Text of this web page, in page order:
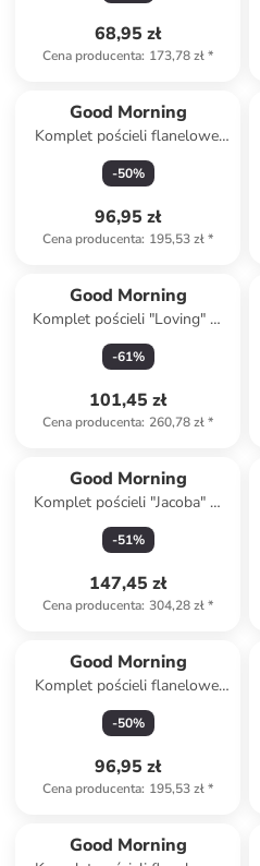
68,95 zł
Cena producenta: 173,78 zł*
Good Morning
Komplet pościeli flanelowej
"Pierre" w kolorze miętowym
-50%
96,95 zł
Cena producenta: 195,53 zł*
Good Morning
Komplet pościeli "Loving" w
kolorze zielonym
-61%
101,45 zł
Cena producenta: 260,78 zł*
Good Morning
Komplet pościeli "Jacoba" w
kolorze szaro-beżowym
-51%
147,45 zł
Cena producenta: 304,28 zł*
Good Morning
Komplet pościeli flanelowej
"Ladida" w kolorze
jasnoróżowym
-50%
96,95 zł
Cena producenta: 195,53 zł*
Good Morning